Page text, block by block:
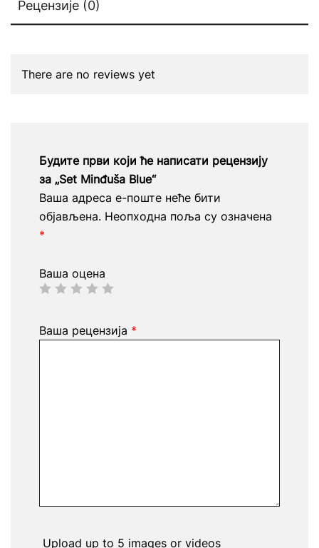
Рецензије (0)
There are no reviews yet
Будите први који ће написати рецензију
за „Set Minđuša Blue“
Ваша адреса е-поште неће бити
објављена. Неопходна поља су означена
*
Ваша оцена
Ваша рецензија *
Upload up to 5 images or videos